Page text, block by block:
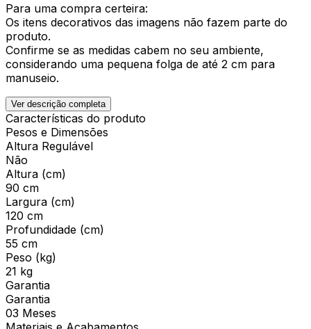
Para uma compra certeira:
Os itens decorativos das imagens não fazem parte do
produto.
Confirme se as medidas cabem no seu ambiente,
considerando uma pequena folga de até 2 cm para
manuseio.
Ver descrição completa
Características do produto
Pesos e Dimensões
Altura Regulável
Não
Altura (cm)
90 cm
Largura (cm)
120 cm
Profundidade (cm)
55 cm
Peso (kg)
21 kg
Garantia
Garantia
03 Meses